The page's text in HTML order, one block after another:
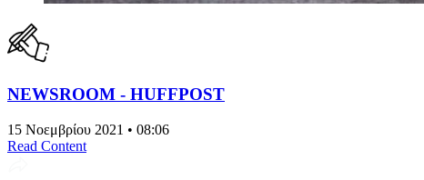
NEWSROOM - HUFFPOST
15 Νοεμβρίου 2021 • 08:06
Read Content